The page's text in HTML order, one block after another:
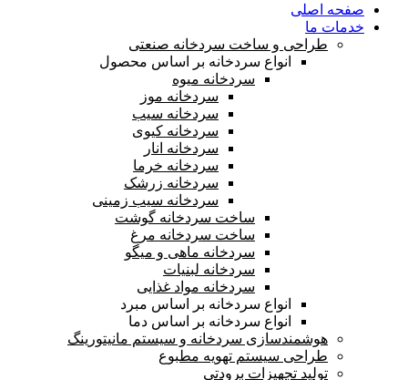
صفحه اصلی
خدمات ما
طراحی و ساخت سردخانه صنعتی
انواع سردخانه بر اساس محصول
سردخانه میوه
سردخانه موز
سردخانه سیب
سردخانه کیوی
سردخانه انار
سردخانه خرما
سردخانه زرشک
سردخانه سیب زمینی
ساخت سردخانه گوشت
ساخت سردخانه مرغ
سردخانه ماهی و میگو
سردخانه لبنیات
سردخانه مواد غذایی
انواع سردخانه بر اساس مبرد
انواع سردخانه بر اساس دما
هوشمندسازی سردخانه و سیستم مانیتورینگ
طراحی سیستم تهویه مطبوع
تولید تجهیزات برودتی